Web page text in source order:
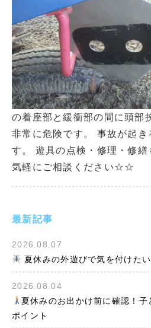
最新記事
2026.08.07
夏休みの外遊びで気を付けた
2026.08.04
夏休みのお出かけ前に確認！
ポイント
の着座部と緩衝部の間に頭部
非常に危険です。 事故が起
す。 遊具の点検・修理・修
気軽にご相談ください☆☆